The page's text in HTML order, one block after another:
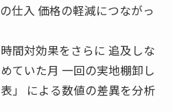
仕入 価格の軽減につながっ
間対効果をさらに 追及しな
ていた月 一回の実地棚卸し
」 による数値の差異を分析